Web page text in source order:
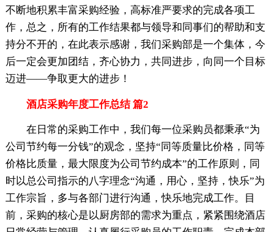
不断地积累丰富采购经验，高标准严要求的完成各项工
作，总之，所有的工作结果都与领导和同事们的帮助和支
持分不开的，在此表示感谢，我们采购部是一个集体，今
后一定会更加团结，齐心协力，共同进步，向同一个目标
迈进——争取更大的进步！
酒店采购年度工作总结 篇2
在日常的采购工作中，我们每一位采购员都秉承“为
公司节约每一分钱”的观念，坚持“同等质量比价格，同等
价格比质量，最大限度为公司节约成本”的工作原则，同
时以总公司指示的八字理念“沟通，用心，坚持，快乐”为
工作宗旨，多与各部门进行沟通，快乐地完成工作。目
前，采购的核心是以厨房部的需求为重点，紧紧围绕酒店